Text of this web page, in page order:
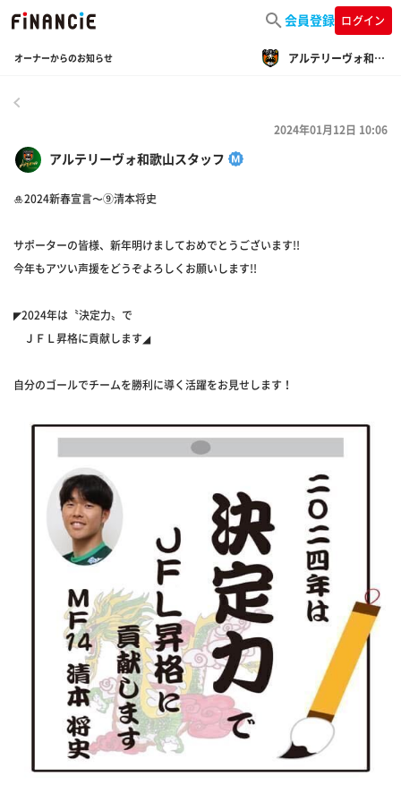
会員登録 ログイン
オーナーからのお知らせ アルテリーヴォ和歌山
アルテリーヴォ和歌山スタッフ
2024年01月12日 10:06
🎍2024新春宣言〜⑨清本将史
サポーターの皆様、新年明けましておめでとうございます!!
今年もアツい声援をどうぞよろしくお願いします!!
◤2024年は〝決定力〟で
ＪＦＬ昇格に貢献します◢
自分のゴールでチームを勝利に導く活躍をお見せします！